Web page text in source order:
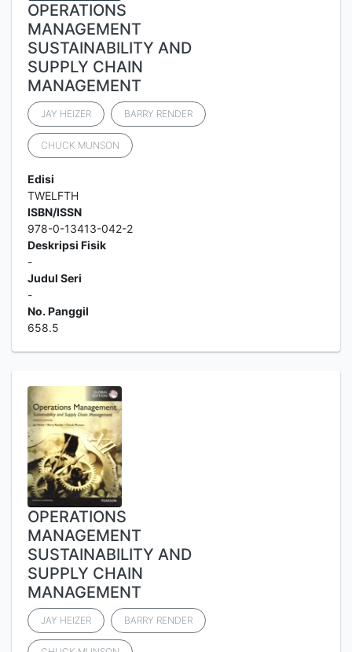
OPERATIONS
MANAGEMENT
SUSTAINABILITY AND
SUPPLY CHAIN
MANAGEMENT
JAY HEIZER BARRY RENDER
CHUCK MUNSON
Edisi
TWELFTH
ISBN/ISSN
978-0-13413-042-2
Deskripsi Fisik
-
Judul Seri
-
No. Panggil
658.5
OPERATIONS
MANAGEMENT
SUSTAINABILITY AND
SUPPLY CHAIN
MANAGEMENT
JAY HEIZER BARRY RENDER